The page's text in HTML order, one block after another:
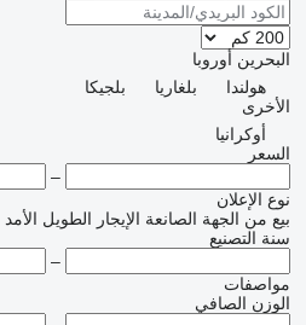
البحرين أوروبا
هولندا
بلغاريا
بلجيكا
الأخرى
أوكرانيا
السعر
–
نوع الإعلان
بيع من الجهة الصانعة الإيجار الطويل الأمد
سنة التصنيع
–
مواصفات
الوزن الصافي